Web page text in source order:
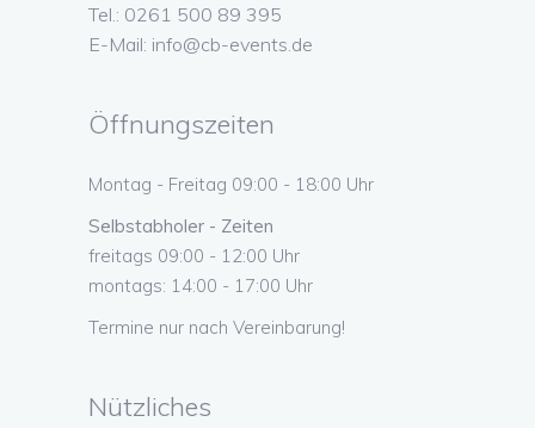
Tel.: 0261 500 89 395
E-Mail: info@cb-events.de
Öffnungszeiten
Montag - Freitag 09:00 - 18:00 Uhr
Selbstabholer - Zeiten
freitags 09:00 - 12:00 Uhr
montags: 14:00 - 17:00 Uhr
Termine nur nach Vereinbarung!
Nützliches